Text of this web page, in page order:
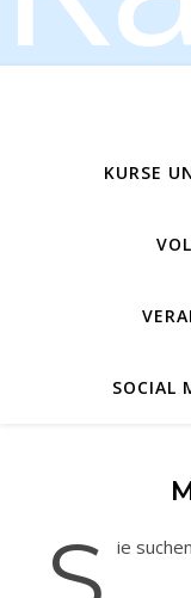
KURSE
SOCIAL
ie